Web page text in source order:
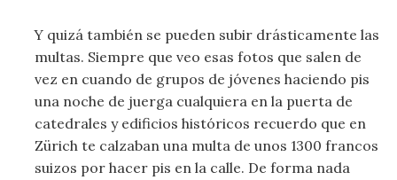
Y quizá también se pueden subir drásticamente las
multas. Siempre que veo esas fotos que salen de
vez en cuando de grupos de jóvenes haciendo pis
una noche de juerga cualquiera en la puerta de
catedrales y edificios históricos recuerdo que en
Zürich te calzaban una multa de unos 1300 francos
suizos por hacer pis en la calle. De forma nada